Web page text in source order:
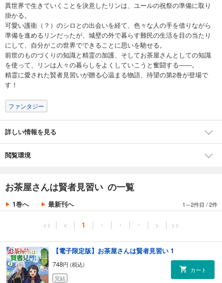
異世界で生きていくことを決意したリンは、ユールの祝祭の準備に取り
掛かる。
可愛い護衛（？）のシロとの出会いを経て、色々な人の手を借りながら
準備を進めるリンだったが、城壁の外で暮らす難民の生活を目の当たり
にして、自分がこの世界でできることに思いを馳せる。
前世のものづくりの知識と精霊の加護、そしてお茶屋さんとしての知識
を使って、リンは人々の暮らしをよくしていこうと奮闘する――。
精霊に愛された賢者見習いが贈る心温まる物語、待望の第2巻が登場で
す！
ファンタジー
詳しい情報を見る
閲覧環境
お茶屋さんは賢者見習い の一覧
1巻へ 最新刊へ 1～2件目 /2件
<< < 1 ・ ・ ・ > >>
【電子限定版】お茶屋さんは賢者見習い 1
748円 (税込)
完結
カート